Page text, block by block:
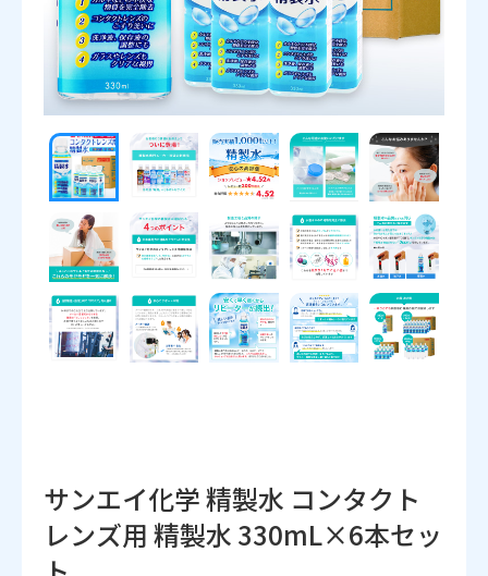
サンエイ化学 精製水 コンタクト
レンズ用 精製水 330mL×6本セッ